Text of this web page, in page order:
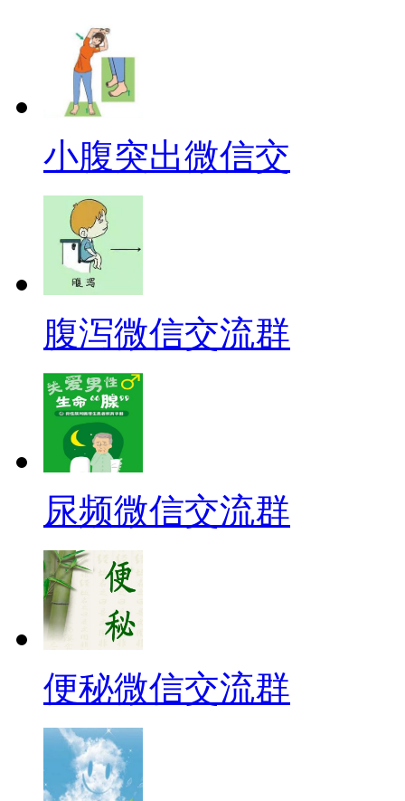
小腹突出微信交
腹泻微信交流群
尿频微信交流群
便秘微信交流群